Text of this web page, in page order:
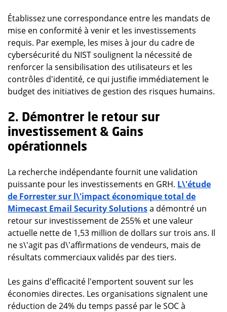
Établissez une correspondance entre les mandats de
mise en conformité à venir et les investissements
requis. Par exemple, les mises à jour du cadre de
cybersécurité du NIST soulignent la nécessité de
renforcer la sensibilisation des utilisateurs et les
contrôles d'identité, ce qui justifie immédiatement le
budget des initiatives de gestion des risques humains.
2. Démontrer le retour sur
investissement & Gains
opérationnels
La recherche indépendante fournit une validation
puissante pour les investissements en GRH. L\'étude
de Forrester sur l\'impact économique total de
Mimecast Email Security Solutionsa démontré un
retour sur investissement de 255% et une valeur
actuelle nette de 1,53 million de dollars sur trois ans. Il
ne s\'agit pas d\'affirmations de vendeurs, mais de
résultats commerciaux validés par des tiers.
Les gains d'efficacité l'emportent souvent sur les
économies directes. Les organisations signalent une
réduction de 24% du temps passé par le SOC à